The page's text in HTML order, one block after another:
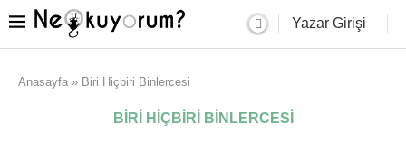
Yazar Girişi
Anasayfa » Biri Hiçbiri Binlercesi
BIRI HIÇBIRI BINLERCESI